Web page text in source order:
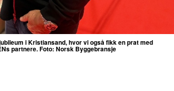
i Kristiansand, hvor vi også fikk en prat med
partnere. Foto: Norsk Byggebransje